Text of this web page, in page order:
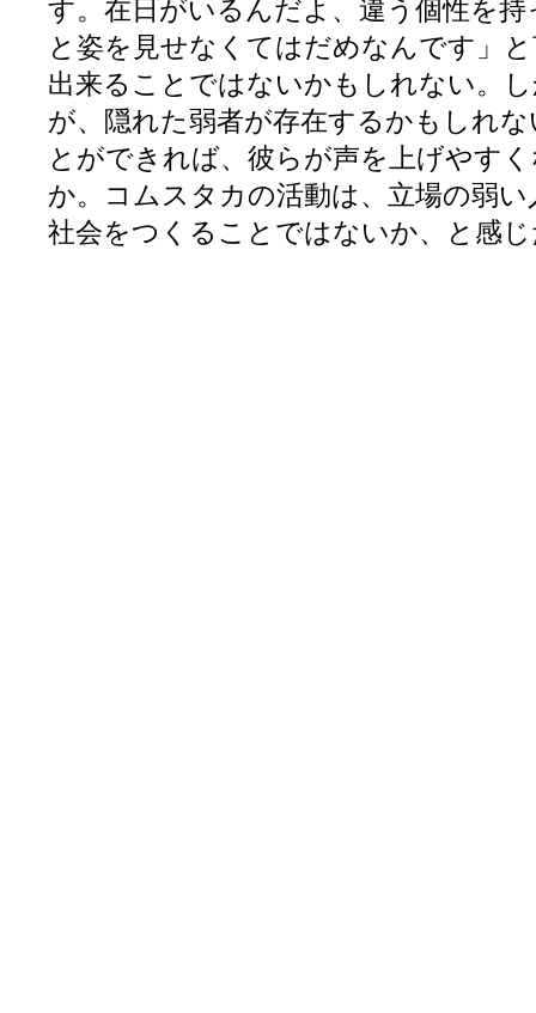
す。在日がいるんだよ、違う個性を
と姿を見せなくてはだめなんです」
出来ることではないかもしれない。
が、隠れた弱者が存在するかもしれ
とができれば、彼らが声を上げやす
か。コムスタカの活動は、立場の弱
社会をつくることではないか、と感